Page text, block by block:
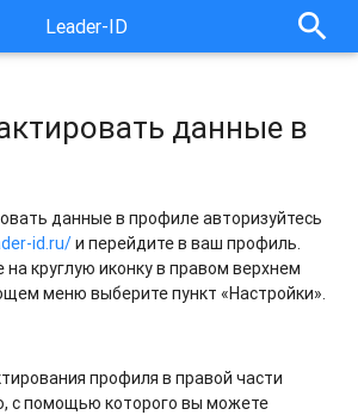
Leader-ID search
данные в
данные в профиле авторизуйтесь
id.ru/и перейдите в ваш профиль.
круглую иконку в правом верхнем
меню выберите пункт «Настройки».
профиля в правой части
с помощью которого вы можете